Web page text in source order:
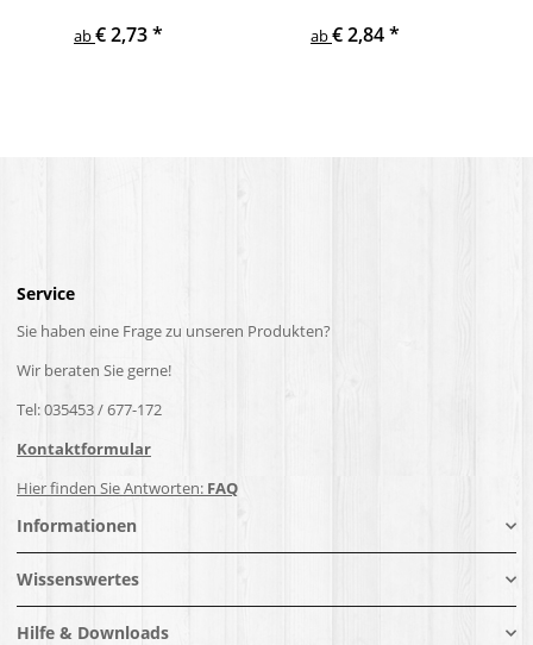
Durchmessern
ab€ 2,73*
Querschnitten und
ab€ 2,84*
Service
Sie haben eine Frage zu unseren Produkten?
Wir beraten Sie gerne!
Tel: 035453 / 677-172
Kontaktformular
Hier finden Sie Antworten: FAQ
Informationen
Wissenswertes
Hilfe & Downloads